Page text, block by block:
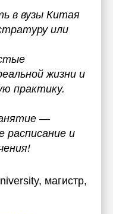
в вузы Китая
или
жизни и
практику.
—
расписание и
, магистр,